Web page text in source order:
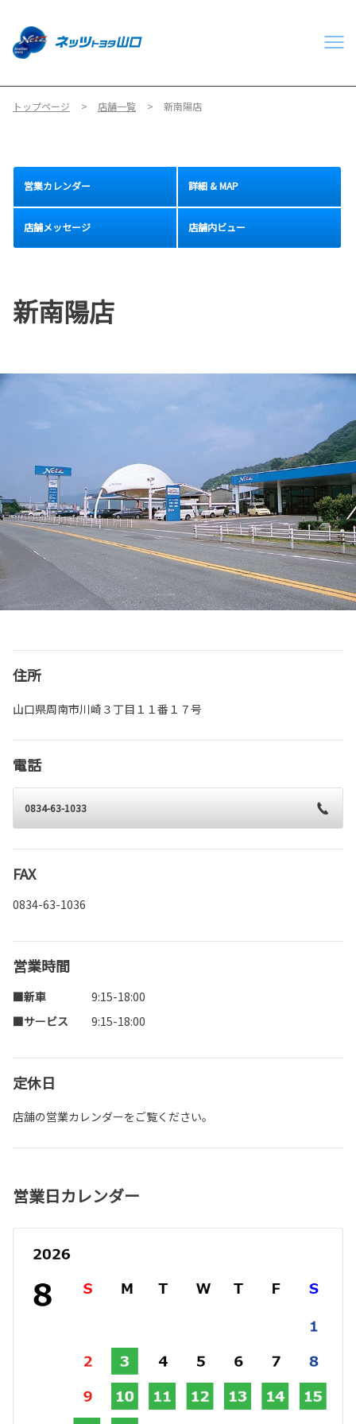
トップページ 店舗一覧 新南陽店
営業カレンダー 詳細 & MAP
店舗メッセージ 店舗内ビュー
新南陽店
住所
山口県周南市川崎３丁目１１番１７号
電話
0834-63-1033
FAX
0834-63-1036
営業時間
■新車
9:15-18:00
■サービス
9:15-18:00
定休日
店舗の営業カレンダーをご覧ください。
営業日カレンダー